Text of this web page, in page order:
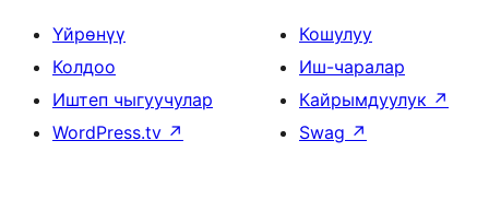
Үйрөнүү
Колдоо
Иштеп чыгуучулар
WordPress.tv ↗
Кошулуу
Иш-чаралар
Кайрымдуулук ↗
Swag ↗